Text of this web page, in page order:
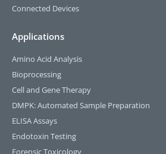
Connected Devices
Applications
Amino Acid Analysis
Bioprocessing
Cell and Gene Therapy
DMPK: Automated Sample Preparation
ELISA Assays
Endotoxin Testing